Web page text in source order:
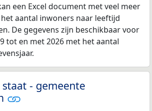
een Excel document met veel meer
aantal inwoners naar leeftijd
De gegevens zijn beschikbaar voor
tot en met 2026 met het aantal
- gemeente